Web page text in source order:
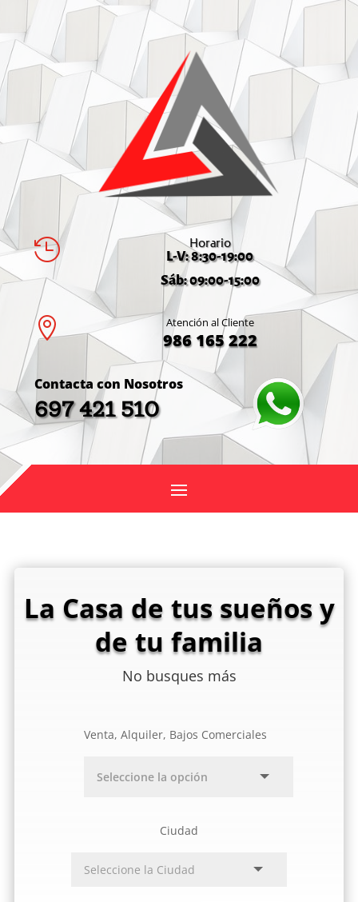
 Horario
L-V: 8:30-19:00
Sáb: 09:00-15:00
 Atención al Cliente
986 165 222
Contacta con Nosotros
697 421 510
La Casa de tus sueños y
de tu familia
No busques más
Venta, Alquiler, Bajos Comerciales
Ciudad